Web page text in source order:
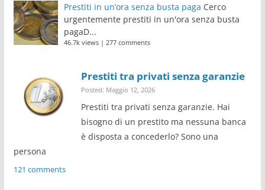
Prestiti in un’ora senza busta paga Cerco
urgentemente prestiti in un'ora senza busta
pagaD...
46.7k views| 277 comments
Prestiti tra privati senza garanzie
Posted: Maggio 12, 2026
Prestiti tra privati senza garanzie. Hai
bisogno di un prestito ma nessuna banca
è disposta a concederlo? Sono una
persona
121 comments